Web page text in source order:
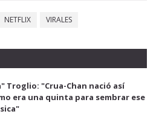
NETFLIX VIRALES
Troglio: "Crua-Chan nació así
era una quinta para sembrar ese